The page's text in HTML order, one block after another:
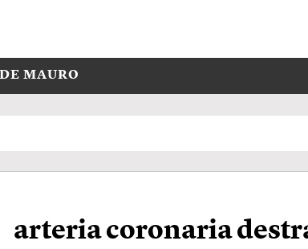
MAURO
arteria coronaria